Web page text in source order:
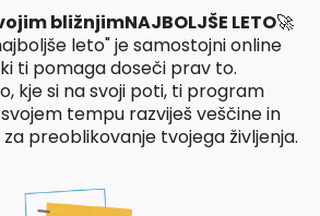
bližnjimNAJBOLJŠE LETO🚀
leto" je samostojni online
ti pomaga doseči prav to.
kje si na svoji poti, ti program
tempu razviješ veščine in
preoblikovanje tvojega življenja.